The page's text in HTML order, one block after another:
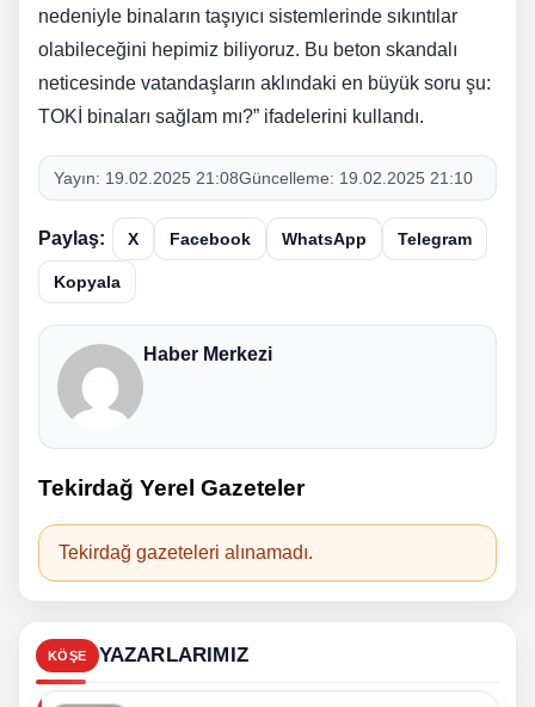
nedeniyle binaların taşıyıcı sistemlerinde sıkıntılar
olabileceğini hepimiz biliyoruz. Bu beton skandalı
neticesinde vatandaşların aklındaki en büyük soru şu:
TOKİ binaları sağlam mı?” ifadelerini kullandı.
Yayın: 19.02.2025 21:08Güncelleme: 19.02.2025 21:10
Paylaş: X Facebook WhatsApp Telegram
Kopyala
Haber Merkezi
Tekirdağ Yerel Gazeteler
Tekirdağ gazeteleri alınamadı.
KÖŞE YAZARLARIMIZ